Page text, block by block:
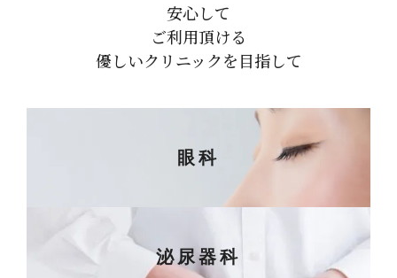
安心して
ご利用頂ける
優しいクリニックを目指して
眼科
泌尿器科